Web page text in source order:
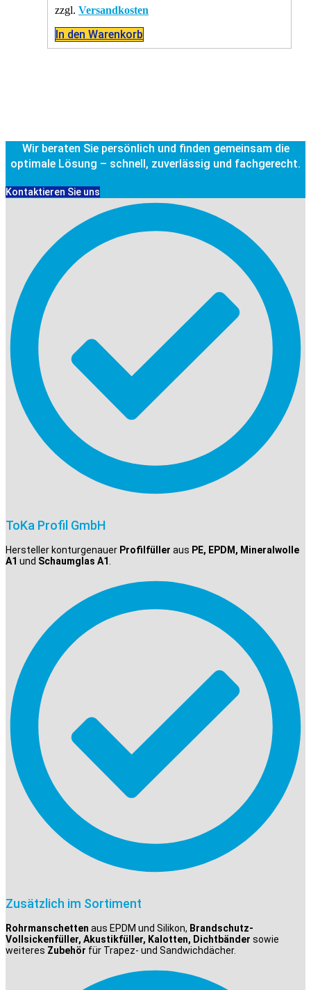
zzgl. Versandkosten
In den Warenkorb
Wir beraten Sie persönlich und finden gemeinsam die
optimale Lösung – schnell, zuverlässig und fachgerecht.
Kontaktieren Sie uns
ToKa Profil GmbH
Hersteller konturgenauer Profilfüller aus PE, EPDM, Mineralwolle
A1 und Schaumglas A1.
Zusätzlich im Sortiment
Rohrmanschetten aus EPDM und Silikon, Brandschutz-
Vollsickenfüller, Akustikfüller, Kalotten, Dichtbänder sowie
weiteres Zubehör für Trapez- und Sandwichdächer.